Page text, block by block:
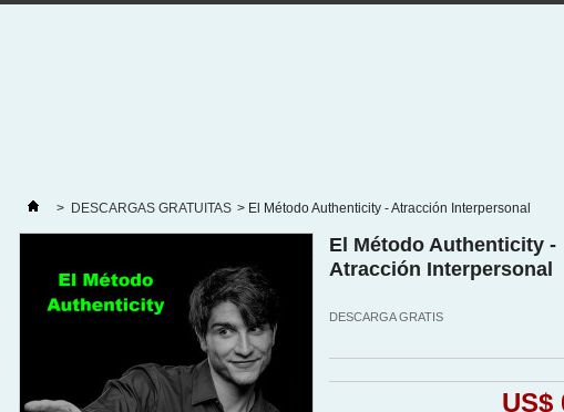
> DESCARGAS GRATUITAS > El Método Authenticity - Atracción Interpersonal
El Método Authenticity -
Atracción Interpersonal
DESCARGA GRATIS
US$